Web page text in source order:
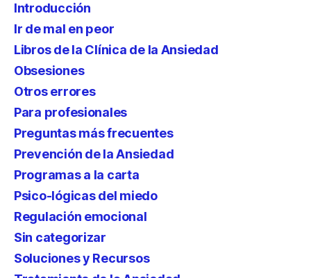
Introducción
Ir de mal en peor
Libros de la Clínica de la Ansiedad
Obsesiones
Otros errores
Para profesionales
Preguntas más frecuentes
Prevención de la Ansiedad
Programas a la carta
Psico-lógicas del miedo
Regulación emocional
Sin categorizar
Soluciones y Recursos